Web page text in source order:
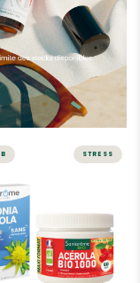
STRESS
Humeur &
-
routine complète
retrouver sa pleine